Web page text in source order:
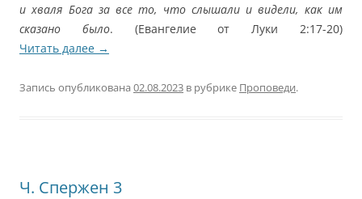
и хваля Бога за все то, что слышали и видели, как им
сказано было. (Евангелие от Луки 2:17-20)
Читать далее →
Запись опубликована 02.08.2023 в рубрике Проповеди.
Ч. Спержен 3